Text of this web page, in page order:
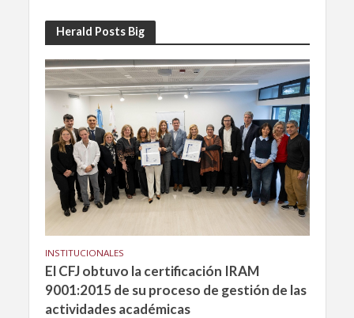
Herald Posts Big
INSTITUCIONALES
El CFJ obtuvo la certificación IRAM
9001:2015 de su proceso de gestión de las
actividades académicas